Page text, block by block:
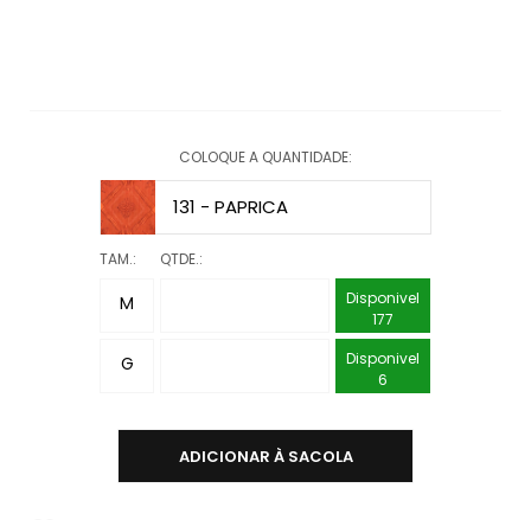
COLOQUE A QUANTIDADE:
131 - PAPRICA
TAM.: QTDE.:
M
Disponivel
177
G
Disponivel
6
ADICIONAR À SACOLA